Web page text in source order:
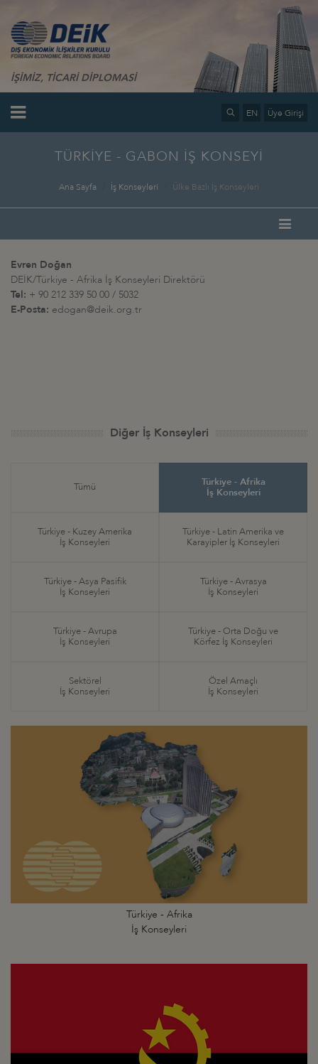
İŞİMİZ, TİCARİ DİPLOMASİ
EN Üye Girişi
TÜRKİYE - GABON İŞ KONSEYİ
Ana Sayfa İş Konseyleri Ülke Bazlı İş Konseyleri
Evren Doğan
DEİK/Türkiye - Afrika İş Konseyleri Direktörü
Tel: + 90 212 339 50 00 / 5032
E-Posta: edogan@deik.org.tr
Diğer İş Konseyleri
Tümü
Türkiye - Afrika
İş Konseyleri
Türkiye - Kuzey Amerika
İş Konseyleri
Türkiye - Latin Amerika ve
Karayipler İş Konseyleri
Türkiye - Asya Pasifik
İş Konseyleri
Türkiye - Avrasya
İş Konseyleri
Türkiye - Avrupa
İş Konseyleri
Türkiye - Orta Doğu ve
Körfez İş Konseyleri
Sektörel
İş Konseyleri
Özel Amaçlı
İş Konseyleri
Türkiye - Afrika
İş Konseyleri